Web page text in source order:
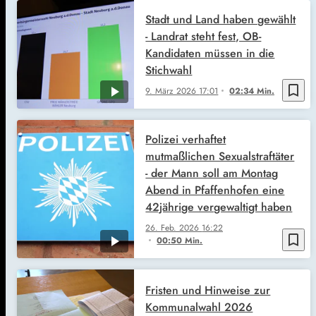
bookmark_border
9. März 2026 17:01 02:34 Min.
Stadt und Land haben gewählt
- Landrat steht fest, OB-
Kandidaten müssen in die
Stichwahl
bookmark_border
26. Feb. 2026 16:22
00:50 Min.
Polizei verhaftet
mutmaßlichen Sexualstraftäter
- der Mann soll am Montag
Abend in Pfaffenhofen eine
42jährige vergewaltigt haben
Fristen und Hinweise zur
Kommunalwahl 2026